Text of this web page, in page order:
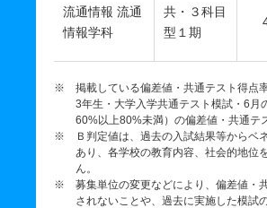
流通情報 流通
情報学科
共・３科目
型１期
※ 掲載している偏差値・共通テスト得点
3年生・大学入学共通テスト模試・6月
60%以上80%未満）の偏差値・共通テ
※ Ｂ判定値は、過去の入試結果等からベ
あり、各学校の教育内容、社会的地位
ん。
※ 募集単位の変更などにより、偏差値・
されないことや、過去に実施した模試